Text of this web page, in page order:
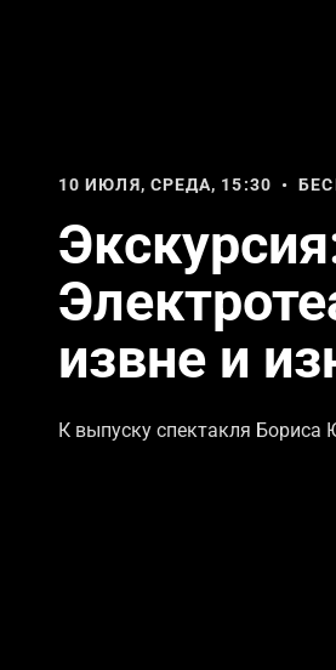
10 ИЮЛЯ, СРЕДА, 15:30 •
извне и
К выпуску спектакля Бориса